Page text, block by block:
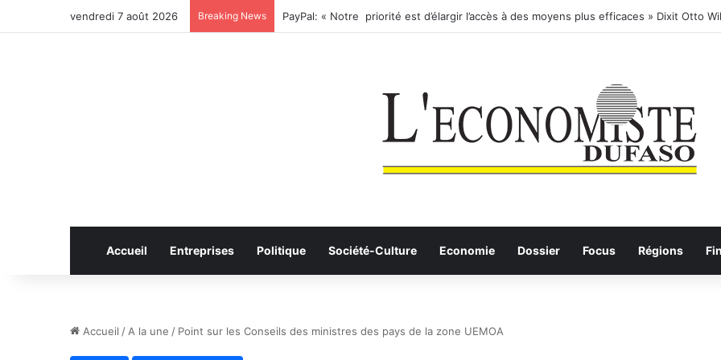
vendredi 7 août 2026 Breaking News
Accueil Entreprises Politique Société-Culture Economie Dossier Focus Régions
Accueil / A la une / Point sur les Conseils des ministres des pays de la zone UEMOA